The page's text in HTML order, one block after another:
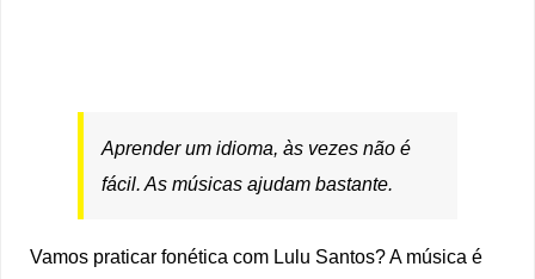
Aprender um idioma, às vezes não é
fácil. As músicas ajudam bastante.
Vamos praticar fonética com Lulu Santos? A música é